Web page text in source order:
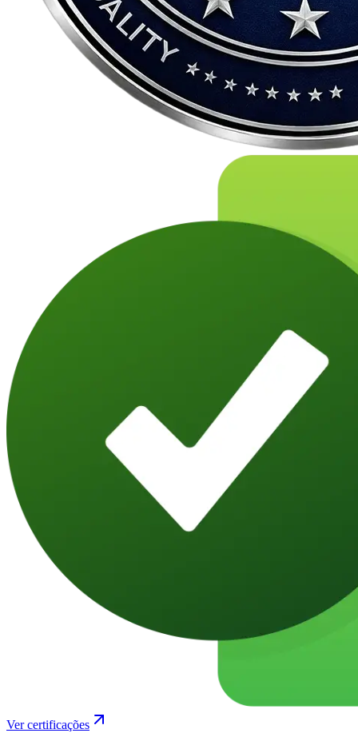
Ver certificações